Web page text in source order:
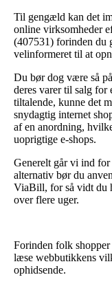
Til gengæld kan det
online virksomheder
(407531) forinden du
velinformeret til at
Du bør dog være så
deres varer til salg for
tiltalende, kunne det
snydagtig internet
af en anordning,
uoprigtige e-shops.
Generelt går vi ind
alternativ bør du
ViaBill, for så vidt du
over flere uger.
Forinden folk
læse webbutikkens
ophidsende.